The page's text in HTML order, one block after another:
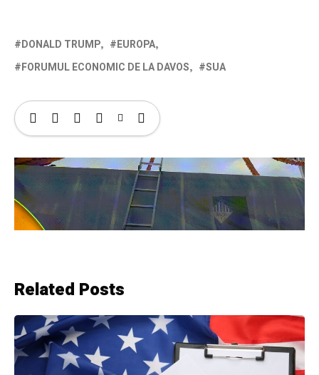
DONALD TRUMP
EUROPA
FORUMUL ECONOMIC DE LA DAVOS
SUA
Related Posts